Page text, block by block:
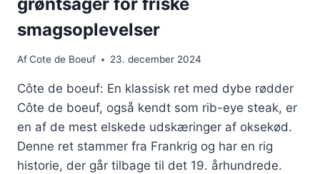
RET
smagsoplevelser
AfCote de Boeuf 23. december 2024
Côte de boeuf: En klassisk ret med dybe rødder
Côte de boeuf, også kendt som rib-eye steak, er
en af de mest elskede udskæringer af oksekød.
Denne ret stammer fra Frankrig og har en rig
historie, der går tilbage til det 19. århundrede.